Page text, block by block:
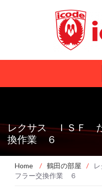
レクサス ＩＳＦ た
換作業 ６
Home / 鶴田の部屋 /
フラー交換作業 ６